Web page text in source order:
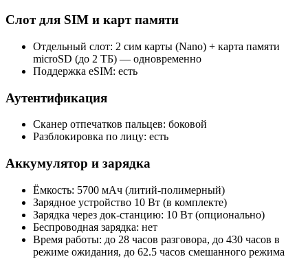
Слот для SIM и карт памяти
Отдельный слот: 2 сим карты (Nano) + карта памяти
microSD (до 2 ТБ) — одновременно
Поддержка eSIM: есть
Аутентификация
Сканер отпечатков пальцев: боковой
Разблокировка по лицу: есть
Аккумулятор и зарядка
Ёмкость: 5700 мАч (литий-полимерный)
Зарядное устройство 10 Вт (в комплекте)
Зарядка через док-станцию: 10 Вт (опционально)
Беспроводная зарядка: нет
Время работы: до 28 часов разговора, до 430 часов в
режиме ожидания, до 62.5 часов смешанного режима